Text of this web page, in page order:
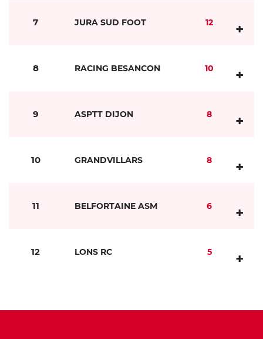
7 JURA SUD FOOT 12 +
8 RACING BESANCON 10 +
9 ASPTT DIJON 8 +
10 GRANDVILLARS 8 +
11 BELFORTAINE ASM 6 +
12 LONS RC 5 +